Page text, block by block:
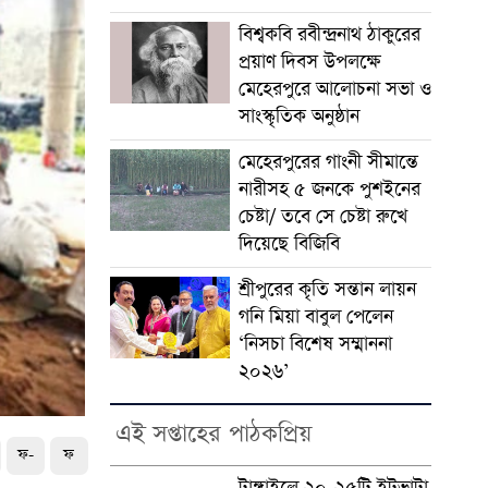
ফ- ফ
বিশ্বকবি রবীন্দ্রনাথ ঠাকুরের
প্রয়াণ দিবস উপলক্ষে
মেহেরপুরে আলোচনা সভা ও
সাংস্কৃতিক অনুষ্ঠান
মেহেরপুরের গাংনী সীমান্তে
নারীসহ ৫ জনকে পুশইনের
চেষ্টা/ তবে সে চেষ্টা রুখে
দিয়েছে বিজিবি
শ্রীপুরের কৃতি সন্তান লায়ন
গনি মিয়া বাবুল পেলেন
‘নিসচা বিশেষ সম্মাননা
২০২৬’
এই সপ্তাহের পাঠকপ্রিয়